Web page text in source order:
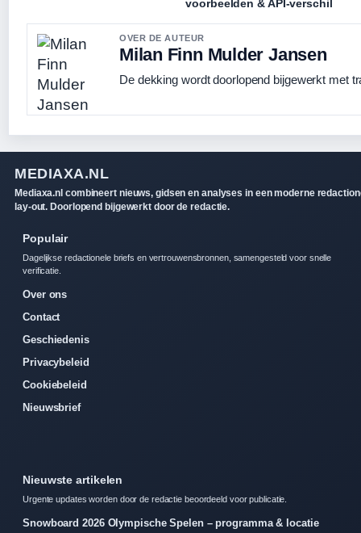
voorbeelden & API-verschil
OVER DE AUTEUR
Milan Finn Mulder Jansen
De dekking wordt doorlopend bijgewerkt met
MEDIAXA.NL
Mediaxa.nl combineert nieuws, gidsen en analyses in een moderne
lay-out. Doorlopend bijgewerkt door de redactie.
Populair
Dagelijkse redactionele briefs en vertrouwensbronnen, samengesteld voor snelle
verificatie.
Over ons
Contact
Geschiedenis
Privacybeleid
Cookiebeleid
Nieuwsbrief
Nieuwste artikelen
Urgente updates worden door de redactie beoordeeld voor publicatie.
Snowboard 2026 Olympische Spelen – programma & locatie